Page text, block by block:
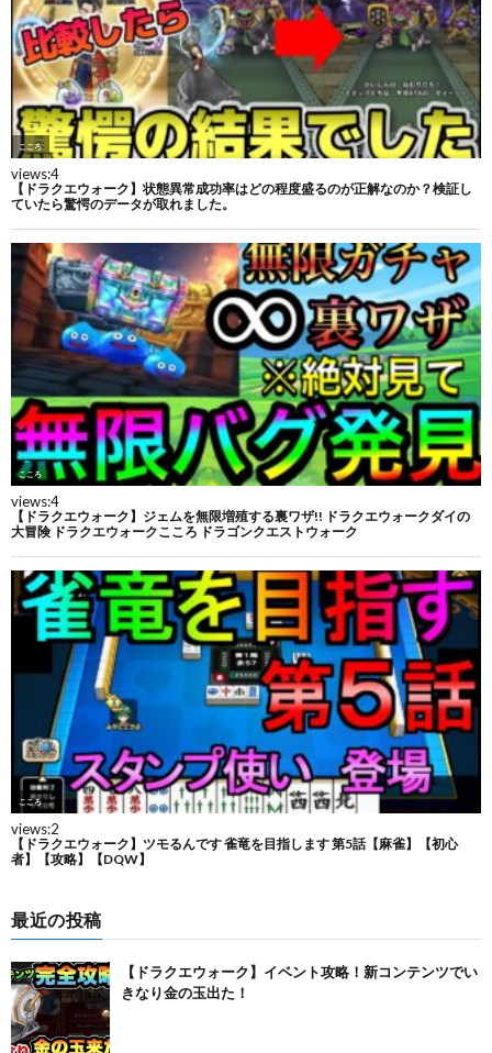
最近の投稿
【ドラクエウォーク】イベント攻略！新コンテンツでい
きなり金の玉出た！